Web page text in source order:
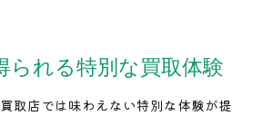
選ばれる理由とその価値
取で得するための情報源
られる特別な買取体験
取店では味わえない特別な体験が提